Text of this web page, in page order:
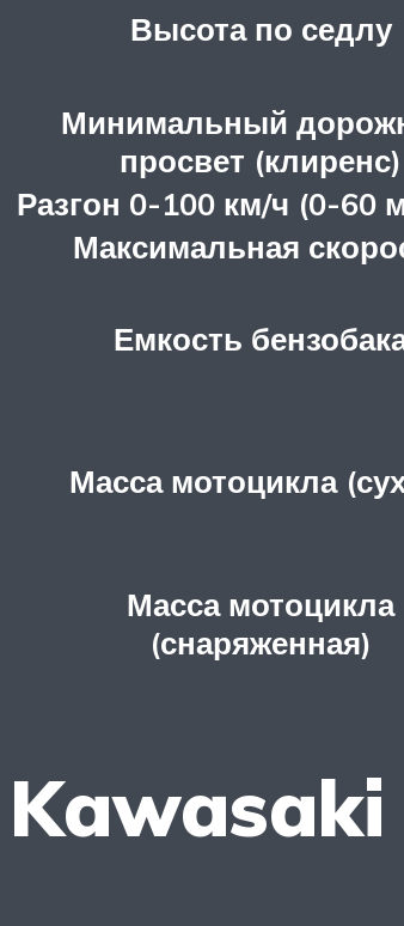
Высота по седлу
Минимальный
просвет (клиренс)
Разгон 0-100 км/ч (0-60
Максимальная
Емкость
Масса мотоцикла
Масса мотоцикла
(снаряженная)
Kawasaki